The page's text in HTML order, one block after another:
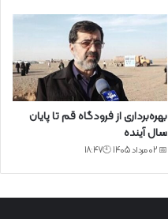
بهره‌برداری از فرودگاه قم تا پایان
سال آینده
📅 02 مرداد 1405 🕙18:47